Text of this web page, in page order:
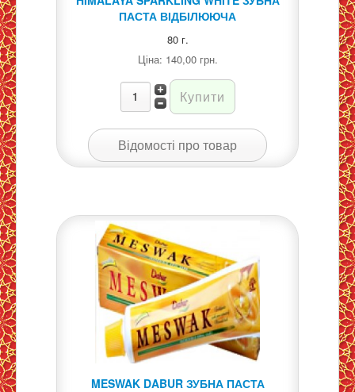
ПАСТА ВІДБІЛЮЮЧА
80 г.
Ціна: 140,00 грн.
Відомості про товар
MESWAK DABUR ЗУБНА ПАСТА